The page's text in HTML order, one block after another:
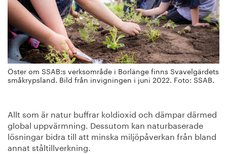
Öster om SSAB:s verksområde i Borlänge finns Svavelgärdets
småkrypsland. Bild från invigningen i juni 2022. Foto: SSAB.
Allt som är natur buffrar koldioxid och dämpar därmed
global uppvärmning. Dessutom kan naturbaserade
lösningar bidra till att minska miljöpåverkan från bland
annat ståltillverkning.